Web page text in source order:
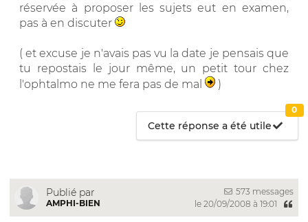
réservée à proposer les sujets eut en examen,
pas à en discuter
( et excuse je n'avais pas vu la date je pensais que
tu repostais le jour même, un petit tour chez
l'ophtalmo ne me fera pas de mal
)
Cette réponse a été utile
0
Publié par
AMPHI-BIEN
573 messages
le 20/09/2008 à 19:01